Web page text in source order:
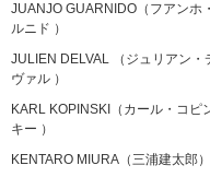
JUANJO GUARNIDO（フアンホ
ルニド ）
JULIEN DELVAL （ジュリアン・
ヴァル ）
KARL KOPINSKI（カール・コピ
キー ）
KENTARO MIURA（三浦建太郎）